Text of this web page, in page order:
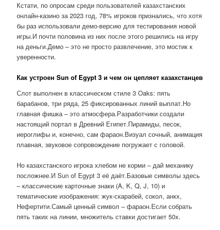
Кстати, по опросам среди пользователей казахстанских
онлайн-казино за 2023 год, 78% игроков признались, что хотя
бы раз использовали демо-версию для тестирования новой
игры.И почти половина из них после этого решились на игру
на деньги.Демо – это не просто развлечение, это мостик к
уверенности.
Как устроен Sun of Egypt 3 и чем он цепляет казахстанцев
Слот выполнен в классическом стиле 3 Oaks: пять
барабанов, три ряда, 25 фиксированных линий выплат.Но
главная фишка – это атмосфера.Разработчики создали
настоящий портал в Древний Египет.Пирамиды, песок,
иероглифы и, конечно, сам фараон.Визуал сочный, анимация
плавная, звуковое сопровождение погружает с головой.
Но казахстанского игрока хлебом не корми – дай механику
посложнее.И Sun of Egypt 3 её даёт.Базовые символы здесь
– классические карточные знаки (A, K, Q, J, 10) и
тематические изображения: жук-скарабей, сокол, анкх,
Нефертити.Самый ценный символ – фараон.Если собрать
пять таких на линии, множитель ставки достигает 50x.